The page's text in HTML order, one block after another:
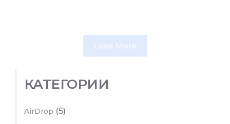
Load More
КАТЕГОРИИ
AirDrop (5)